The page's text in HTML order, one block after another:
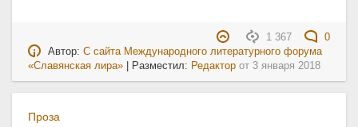
1 367
0
Автор:С сайта Международного литературного форума
«Славянская лира» | Разместил: Редактор от 3 января 2018
Проза